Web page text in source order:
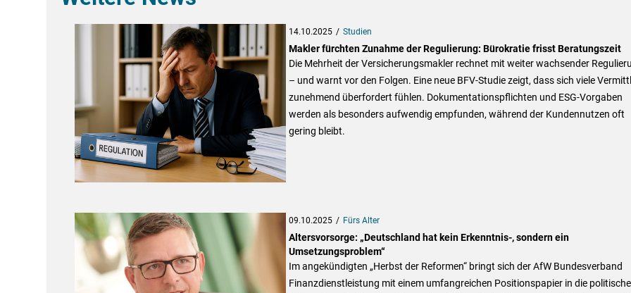
14.10.2025 Studien
Makler fürchten Zunahme der Regulierung: Bürokratie frisst Beratungszeit
Die Mehrheit der Versicherungsmakler rechnet mit weiter wachsender
– und warnt vor den Folgen. Eine neue BFV-Studie zeigt, dass sich viele
zunehmend überfordert fühlen. Dokumentationspflichten und ESG-Vorgaben
werden als besonders aufwendig empfunden, während der Kundennutzen oft
gering bleibt.
09.10.2025 Fürs Alter
Altersvorsorge: „Deutschland hat kein Erkenntnis-, sondern ein
Umsetzungsproblem“
Im angekündigten „Herbst der Reformen“ bringt sich der AfW Bundesverband
Finanzdienstleistung mit einem umfangreichen Positionspapier in die politische